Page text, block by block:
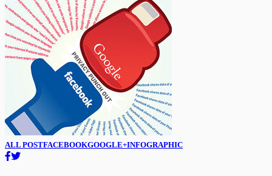
ALL POSTFACEBOOKGOOGLE+INFOGRAPHIC